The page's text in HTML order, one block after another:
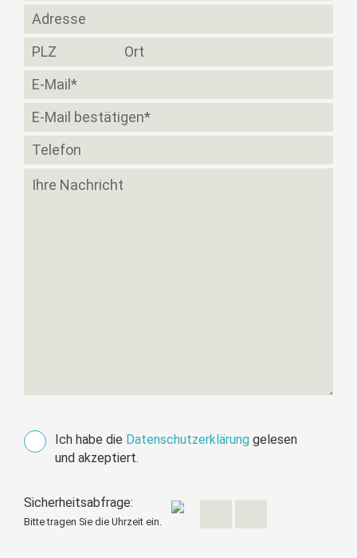
Ich habe die Datenschutzerklärung gelesen
und akzeptiert.
Sicherheitsabfrage:
Bitte tragen Sie die Uhrzeit ein.